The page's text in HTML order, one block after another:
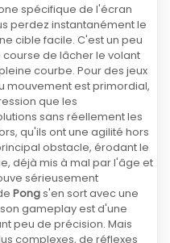
spécifique de l'écran
perdez instantanément le
cible facile. C'est un peu
de lâcher le volant
courbe. Pour des jeux
mouvement est primordial,
que les
sans réellement les
qu'ils ont une agilité hors
obstacle, érodant le
déjà mis à mal par l'âge et
sérieusement
Pongs'en sort avec une
gameplay est d'une
peu de précision. Mais
complexes, de réflexes